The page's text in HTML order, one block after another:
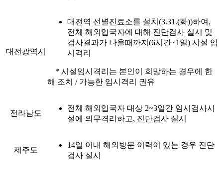
대전광역시
대전역 선별진료소를 설치(3.31.(화))하여,
전체 해외입국자에 대해 진단검사 실시 및
검사결과가 나올때까지(6시간~1일) 시설 임
시격리
* 시설임시격리는 본인이 희망하는 경우에 한
해 조치 / 가능한 임시격리 권유
전라남도
전체 해외입국자 대상 2~3일간 임시검사시
설에 의무격리하고, 진단검사 실시
제주도
14일 이내 해외방문 이력이 있는 경우 진단
검사 실시